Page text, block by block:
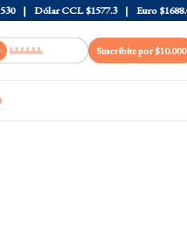
Dólar CCL $1577.3 Euro $1688.03
Suscribite por $10.000